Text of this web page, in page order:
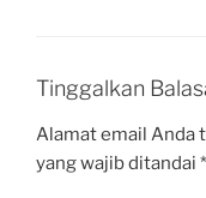
Tinggalkan
Alamat email Anda
yang wajib ditandai *